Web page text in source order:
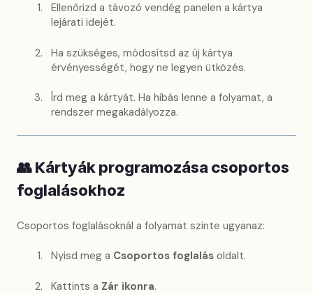
Ellenőrizd a távozó vendég panelen a kártya
lejárati idejét.
Ha szükséges, módosítsd az új kártya
érvényességét, hogy ne legyen ütközés.
Írd meg a kártyát. Ha hibás lenne a folyamat, a
rendszer megakadályozza.
👥 Kártyák programozása csoportos
foglalásokhoz
Csoportos foglalásoknál a folyamat szinte ugyanaz:
Nyisd meg a Csoportos foglalás oldalt.
Kattints a Zár ikonra.